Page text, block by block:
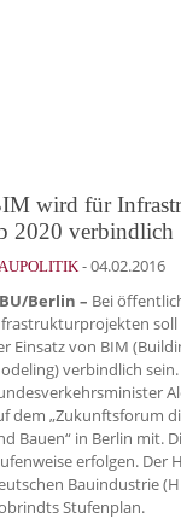
wird für
2020 verbindlich
-04.02.2016
Berlin – Bei
soll
Einsatz von BIM
verbindlich sein.
dem „Zukunftsforum
Bauen“ in Berlin mit.
erfolgen. Der
Bauindustrie
Stufenplan.